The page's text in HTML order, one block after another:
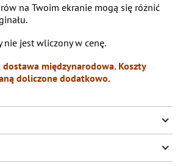
na Twoim ekranie mogą się różnić
nie jest wliczony w cenę.
dostawa międzynarodowa. Koszty
doliczone dodatkowo.